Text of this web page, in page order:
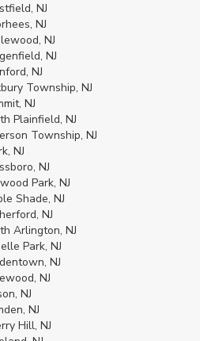
NJ
NJ
NJ
NJ
NJ
Township, NJ
NJ
Plainfield, NJ
Township, NJ
NJ
NJ
Park, NJ
Shade, NJ
NJ
Arlington, NJ
Park, NJ
NJ
NJ
NJ
NJ
Hill, NJ